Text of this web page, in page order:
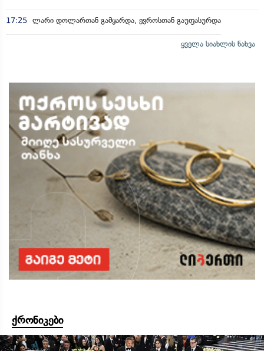
17:25 ლარი დოლართან გამყარდა, ევროსთან გაუფასურდა
ყველა სიახლის ნახვა
ქრონიკები